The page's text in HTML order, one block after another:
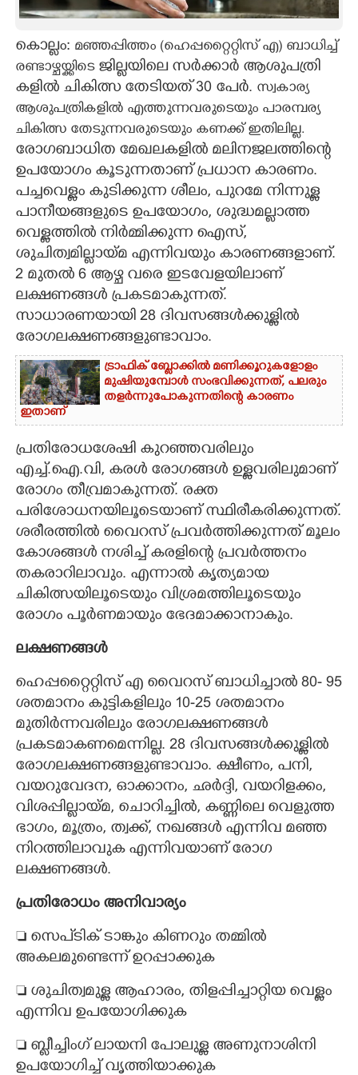
LITERATURE
ZOOM
CONTACT US
കൊല്ലം: മഞ്ഞപ്പിത്തം (ഹെപ്പറ്റൈറ്റിസ് എ) ബാധിച്ച്
രണ്ടാഴ്ചയ്ക്കിടെ ജി​ല്ലയി​ലെ സർക്കാർ ആശുപത്രി​
കളി​ൽ ചി​കി​ത്സ തേടി​യത് 30 പേർ. സ്വകാര്യ
ആശുപത്രികളിൽ എത്തുന്നവരുടെയും പാരമ്പര്യ
ചികിത്സ തേടുന്നവരുടെയും കണക്ക് ഇതി​ലി​ല്ല.
രോഗബാധിത മേഖലകളിൽ മലിനജലത്തിന്റെ
ഉപയോഗം കൂടുന്നതാണ് പ്രധാന കാരണം.
പച്ചവെള്ളം കുടിക്കുന്ന ശീലം, പുറമേ നിന്നുള്ള
പാനീയങ്ങളുടെ ഉപയോഗം, ശുദ്ധമല്ലാത്ത
വെള്ളത്തിൽ നിർമ്മിക്കുന്ന ഐസ്,
ശുചിത്വമില്ലായ്മ എന്നിവയും കാരണങ്ങളാണ്.
2 മുതൽ 6 ആഴ്ച വരെ ഇടവേളയിലാണ്
ലക്ഷണങ്ങൾ പ്രകടമാകുന്നത്.
സാധാരണയായി 28 ദിവസങ്ങൾക്കുള്ളിൽ
രോഗലക്ഷണങ്ങളുണ്ടാവാം.
ട്രാഫിക് ബ്ലോക്കിൽ മണിക്കൂറുകളോളം
മുഷിയുമ്പോൾ സംഭവിക്കുന്നത്, പലരും
തളർന്നുപോകുന്നതിന്റെ കാരണം
ഇതാണ്
പ്രതിരോധശേഷി കുറഞ്ഞവരിലും
എച്ച്.ഐ.വി, കരൾ രോഗങ്ങൾ ഉള്ളവരിലുമാണ്
രോഗം തീവ്രമാകുന്നത്. രക്ത
പരിശോധനയിലൂടെയാണ് സ്ഥിരീകരിക്കുന്നത്.
ശരീരത്തിൽ വൈറസ് പ്രവർത്തിക്കുന്നത് മൂലം
കോശങ്ങൾ നശിച്ച് കരളിന്റെ പ്രവർത്തനം
തകരാറിലാവും. എന്നാൽ കൃത്യമായ
ചികിത്സയിലൂടെയും വിശ്രമത്തിലൂടെയും
രോഗം പൂർണമായും ഭേദമാക്കാനാകും.
ലക്ഷണങ്ങൾ
ഹെപ്പറ്റൈറ്റിസ് എ വൈറസ് ബാധിച്ചാൽ 80- 95
ശതമാനം കുട്ടികളിലും 10-25 ശതമാനം
മുതിർന്നവരിലും രോഗലക്ഷണങ്ങൾ
പ്രകടമാകണമെന്നില്ല. 28 ദിവസങ്ങൾക്കുള്ളിൽ
രോഗലക്ഷണങ്ങളുണ്ടാവാം. ക്ഷീണം, പനി,
വയറുവേദന, ഓക്കാനം, ഛർദ്ദി, വയറിളക്കം,
വിശപ്പില്ലായ്മ, ചൊറിച്ചിൽ, കണ്ണിലെ വെളുത്ത
ഭാഗം, മൂത്രം, ത്വക്ക്, നഖങ്ങൾ എന്നിവ മഞ്ഞ
നിറത്തിലാവുക എന്നിവയാണ് രോഗ
ലക്ഷണങ്ങൾ.
പ്രതിരോധം അനി​വാര്യം
 സെപ്ടിക് ടാങ്കും കിണറും തമ്മിൽ
അകലമുണ്ടെന്ന് ഉറപ്പാക്കുക
 ശുചിത്വമുള്ള ആഹാരം, തിളപ്പിച്ചാറ്റിയ വെള്ളം
എന്നിവ ഉപയോഗി​ക്കുക
 ബ്ലീച്ചിംഗ് ലായനി പോലുള്ള അണുനാശിനി
ഉപയോഗിച്ച് വൃത്തിയാക്കുക